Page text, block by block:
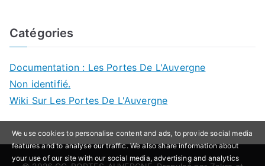
Catégories
Documentation : Les Portes De L'Auvergne
Non identifié.
Wiki Sur Les Portes De L'Auvergne
We use cookies to personalise content and ads, to provide social media
features and to analyse our traffic. We also share information about
your use of our site with our social media, advertising and analytics